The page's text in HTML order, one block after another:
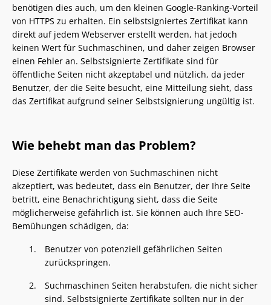
benötigen dies auch, um den kleinen Google-Ranking-Vorteil
von HTTPS zu erhalten. Ein selbstsigniertes Zertifikat kann
direkt auf jedem Webserver erstellt werden, hat jedoch
keinen Wert für Suchmaschinen, und daher zeigen Browser
einen Fehler an. Selbstsignierte Zertifikate sind für
öffentliche Seiten nicht akzeptabel und nützlich, da jeder
Benutzer, der die Seite besucht, eine Mitteilung sieht, dass
das Zertifikat aufgrund seiner Selbstsignierung ungültig ist.
Wie behebt man das Problem?
Diese Zertifikate werden von Suchmaschinen nicht
akzeptiert, was bedeutet, dass ein Benutzer, der Ihre Seite
betritt, eine Benachrichtigung sieht, dass die Seite
möglicherweise gefährlich ist. Sie können auch Ihre SEO-
Bemühungen schädigen, da:
Benutzer von potenziell gefährlichen Seiten
zurückspringen.
Suchmaschinen Seiten herabstufen, die nicht sicher
sind. Selbstsignierte Zertifikate sollten nur in der